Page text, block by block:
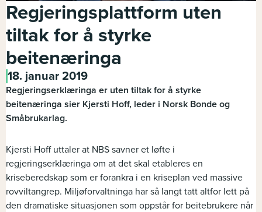
Regjeringsplattform uten
tiltak for å styrke
beitenæringa
18. januar 2019
Regjeringserklæringa er uten tiltak for å styrke
beitenæringa sier Kjersti Hoff, leder i Norsk Bonde og
Småbrukarlag.
Kjersti Hoff uttaler at NBS savner et løfte i
regjeringserklæringa om at det skal etableres en
kriseberedskap som er forankra i en kriseplan ved massive
rovviltangrep. Miljøforvaltninga har så langt tatt altfor lett på
den dramatiske situasjonen som oppstår for beitebrukere når